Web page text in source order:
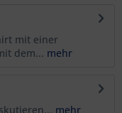
mit einer
dem... mehr
mehr